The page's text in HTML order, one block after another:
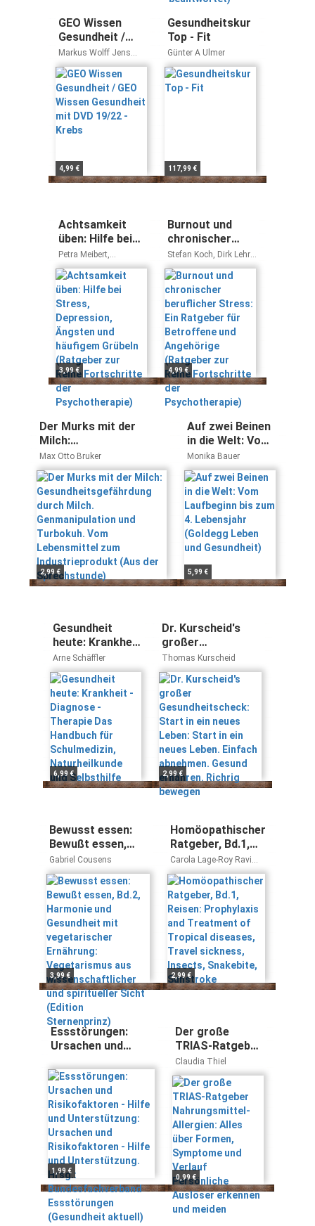
GEO Wissen
Gesundheit /
GEO Wissen
Gesundheit mit
DVD 19/22 -
Krebs
Markus Wolff Jens
Schröder
4,99 €
Gesundheitskur
Top - Fit
Günter A Ulmer
117,99 €
Achtsamkeit
üben: Hilfe bei
Stress,
Depression,
Ängsten und
häufigem
Grübeln
(Ratgeber zur
Reihe
Fortschritte der
Psychotherapie)
Petra Meibert,
Johannes Michalak,
Thomas Heidenreich
3,99 €
Burnout und
chronischer
beruflicher
Stress: Ein
Ratgeber für
Betroffene und
Angehörige
(Ratgeber zur
Reihe
Fortschritte der
Psychotherapie)
Stefan Koch, Dirk Lehr,
Andreas Hillert
4,99 €
Der Murks mit der
Milch:
Gesundheitsgefährdung
durch Milch.
Genmanipulation und
Turbokuh. Vom
Lebensmittel zum
Industrieprodukt (Aus
der Sprechstunde)
Max Otto Bruker
2,99 €
Auf zwei Beinen
in die Welt: Vom
Laufbeginn bis
zum 4.
Lebensjahr
(Goldegg Leben
und Gesundheit)
Monika Bauer
5,99 €
Gesundheit
heute: Krankheit
- Diagnose -
Therapie Das
Handbuch für
Schulmedizin,
Naturheilkunde
und Selbsthilfe
Arne Schäffler
6,99 €
Dr. Kurscheid's
großer
Gesundheitscheck:
Start in ein neues
Leben: Start in ein
neues Leben.
Einfach abnehmen.
Gesund ernähren.
Richrig bewegen
Thomas Kurscheid
2,99 €
Bewusst essen:
Bewußt essen,
Bd.2, Harmonie und
Gesundheit mit
vegetarischer
Ernährung:
Vegetarismus aus
wissenschaftlicher
und spiritueller
Sicht (Edition
Sternenprinz)
Gabriel Cousens
3,99 €
Homöopathischer
Ratgeber, Bd.1,
Reisen:
Prophylaxis and
Treatment of
Tropical
diseases, Travel
sickness, Insects,
Snakebite,
Sunstroke
Carola Lage-Roy Ravi
Roy
2,99 €
Essstörungen:
Ursachen und
Hilfe und
Unterstützung:
Ursachen und
Risikofaktoren -
Hilfe und
Unterstützung.
Hrsg.:
Bundesfachverband
Essstörungen
(Gesundheit
aktuell)
1,99 €
Der große
TRIAS-Ratgeber
Nahrungsmittel-
Allergien: Alles
über Formen,
Symptome und
Verlauf
Persönliche
Auslöser
erkennen und
meiden
Claudia Thiel
0,99 €